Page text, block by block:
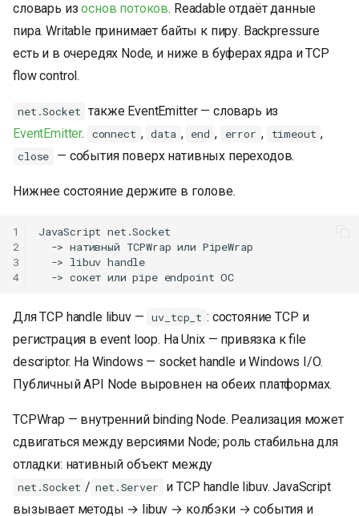
словарь изоснов потоков. Readable отдаёт данные
пира. Writable принимает байты к пиру. Backpressure
есть и в очередях Node, и ниже в буферах ядра и TCP
flow control.
net.Socket также EventEmitter — словарь из
EventEmitter. connect , data , end , error , timeout ,
close — события поверх нативных переходов.
Нижнее состояние держите в голове.
1
2
3
4
JavaScript net.Socket
  -> нативный TCPWrap или PipeWrap
  -> libuv handle
  -> сокет или pipe endpoint ОС
Для TCP handle libuv — uv_tcp_t : состояние TCP и
регистрация в event loop. На Unix — привязка к file
descriptor. На Windows — socket handle и Windows I/O.
Публичный API Node выровнен на обеих платформах.
TCPWrap — внутренний binding Node. Реализация может
сдвигаться между версиями Node; роль стабильна для
отладки: нативный объект между
net.Socket / net.Server
и TCP handle libuv. JavaScript
вызывает методы → libuv → колбэки → события и